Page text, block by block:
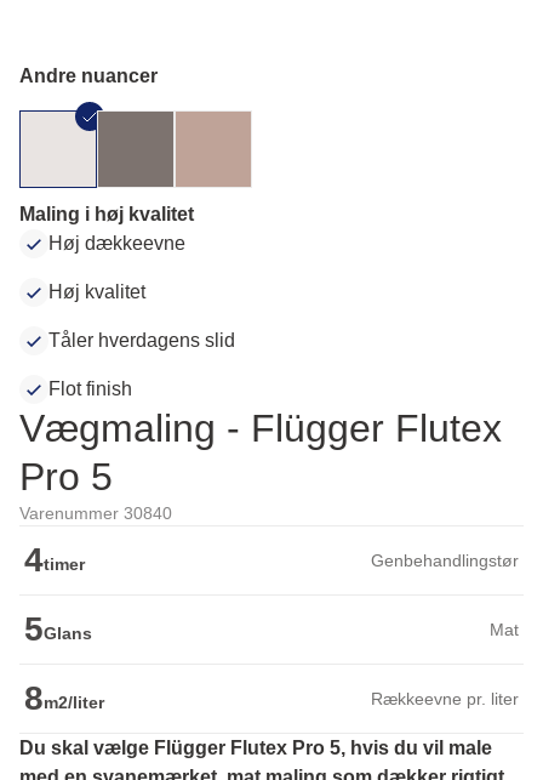
Andre nuancer
Maling i høj kvalitet
Høj dækkeevne
Høj kvalitet
Tåler hverdagens slid
Flot finish
Vægmaling - Flügger Flutex
Pro 5
Varenummer 30840
4timer Genbehandlingstør
5Glans Mat
8m2/liter Rækkeevne pr. liter
Du skal vælge Flügger Flutex Pro 5, hvis du vil male